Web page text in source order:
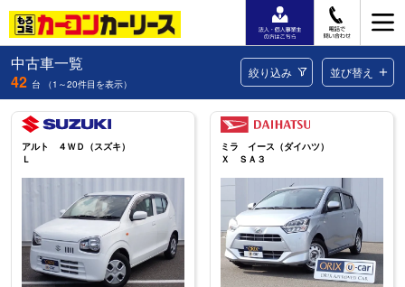
中古車一覧
42 台 （1～20件目を表示）
絞り込み 並び替え
月額料金 安い順
年式
多い順 少ない順
アルト ４ＷＤ（スズキ）
Ｌ
ミラ イース（ダイハツ）
Ｘ ＳＡ３